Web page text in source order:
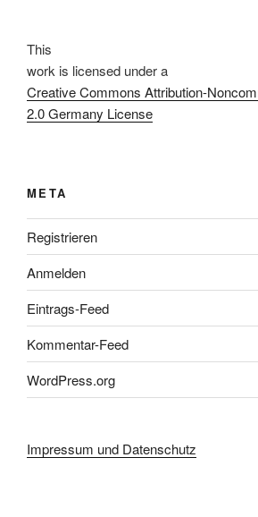
This
work is licensed under a
Creative Commons Attribution-
2.0 Germany License
META
Registrieren
Anmelden
Eintrags-Feed
Kommentar-Feed
WordPress.org
Impressum und Datenschutz